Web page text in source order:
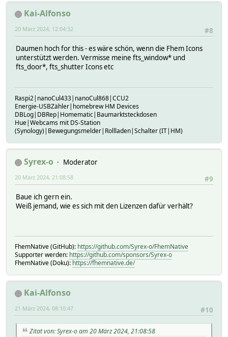
Kai-Alfonso
#8
20 März 2024, 12:04:32
Daumen hoch for this - es wäre schön, wenn die Fhem Icons
unterstützt werden. Vermisse meine fts_window* und
fts_door*, fts_shutter Icons etc
Raspi2|nanoCul433|nanoCul868|CCU2
Energie-USBZähler|homebrew HM Devices
DBLog|DBRep|Homematic|Baumarktsteckdosen
Hue|Webcams mit DS-Station
(Synology)|Bewegungsmelder|Rollladen|Schalter (IT|HM)
Syrex-o
Moderator
#9
20 März 2024, 21:08:58
Baue ich gern ein.
Weiß jemand, wie es sich mit den Lizenzen dafür verhält?
FhemNative (GitHub): https://github.com/Syrex-o/FhemNative
Supporter werden: https://github.com/sponsors/Syrex-o
FhemNative (Doku): https://fhemnative.de/
Kai-Alfonso
#10
21 März 2024, 08:10:47
Zitat von: Syrex-o am 20 März 2024, 21:08:58